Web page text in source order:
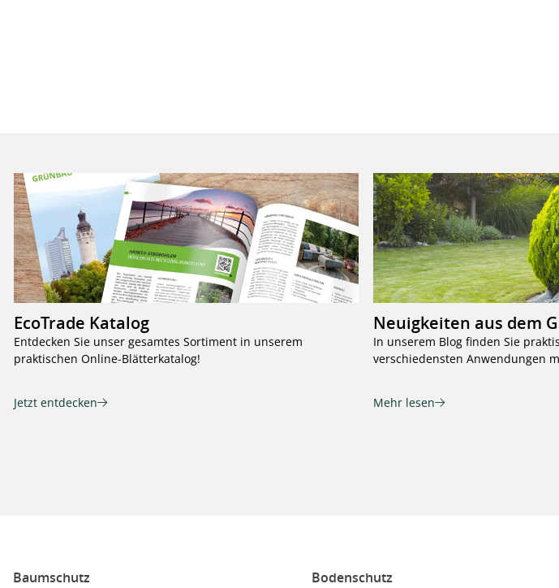
EcoTrade Katalog
Entdecken Sie unser gesamtes Sortiment in unserem
praktischen Online-Blätterkatalog!
Jetzt entdecken
Neuigkeiten aus dem
In unserem Blog finden Sie
verschiedensten Anwendungen
Mehr lesen
Baumschutz Bodenschutz